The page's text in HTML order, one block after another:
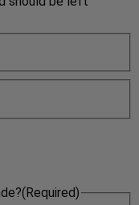
(Required)